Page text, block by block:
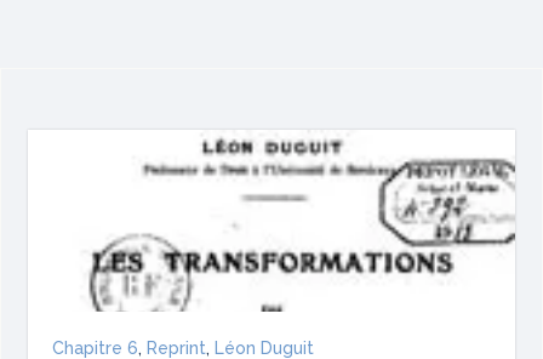
Chapitre 6, Reprint, Léon Duguit